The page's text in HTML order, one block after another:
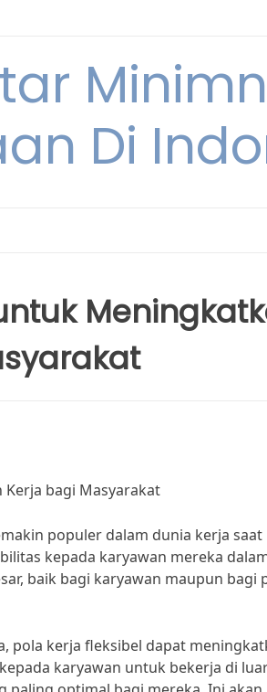
Di
Kerja bagi Masyarakat
populer dalam dunia kerja saat
kepada karyawan mereka
baik bagi karyawan maupun bagi
pola kerja fleksibel dapat
karyawan untuk bekerja di